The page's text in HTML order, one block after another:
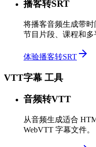
播客转SRT
将播客音频生成带时
节目片段、课程和多
体验播客转SRT
VTT字幕 工具
音频转VTT
从音频生成适合
WebVTT 字幕文件。